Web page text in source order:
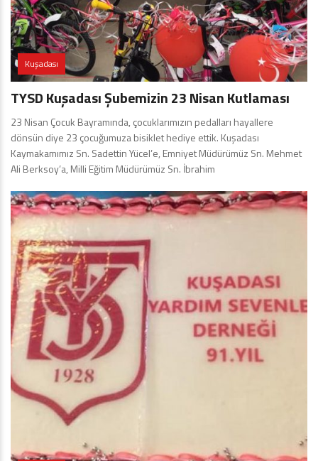
Kuşadası
TYSD Kuşadası Şubemizin 23 Nisan Kutlaması
23 Nisan Çocuk Bayramında, çocuklarımızın pedalları hayallere
dönsün diye 23 çocuğumuza bisiklet hediye ettik. Kuşadası
Kaymakamımız Sn. Sadettin Yücel’e, Emniyet Müdürümüz Sn. Mehmet
Ali Berksoy’a, Milli Eğitim Müdürümüz Sn. İbrahim